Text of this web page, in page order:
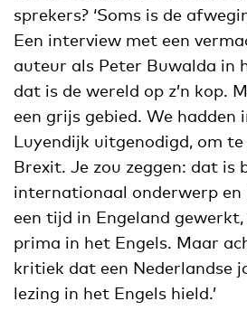
sprekers? ‘Soms is de
Een interview met een
auteur als Peter Buwalda in
dat is de wereld op z’n kop.
een grijs gebied. We hadden
Luyendijk uitgenodigd, om
Brexit. Je zou zeggen: dat is
internationaal onderwerp
een tijd in Engeland
prima in het Engels. Maar
kritiek dat een Nederlandse
lezing in het Engels hield.’